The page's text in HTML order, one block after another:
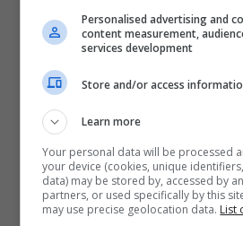
Personalised advertising and
content measurement,
services development
Store and/or access
Learn more
Your personal data will be processed
your device (cookies, unique
data) may be stored by, accessed by
partners, or used specifically by this
may use precise geolocation data. List